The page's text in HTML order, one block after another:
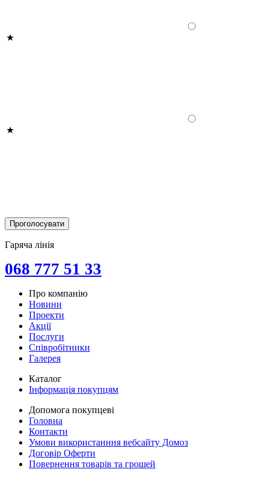
Гаряча лінія
068 777 51 33
Про компанію
Новини
Проекти
Акції
Послуги
Співробітники
Галерея
Каталог
Інформація покупцям
Допомога покупцеві
Головна
Контакти
Умови використанння вебсайту Домоз
Договір Оферти
Повернення товарів та грошей